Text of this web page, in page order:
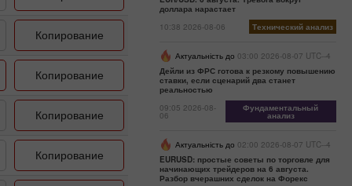
Копирование
Копирование
Копирование
Копирование
доллара нарастает
10:38 2026-08-06
Технический анализ
Актуальність до 03:00 2026-08-07 UTC--4
Дейли из ФРС готова к резкому повышению
ставки, если сценарий два станет
реальностью
09:05 2026-08-
06
Фундаментальный
анализ
Актуальність до 02:00 2026-08-07 UTC--4
EURUSD: простые советы по торговле для
начинающих трейдеров на 6 августа.
Разбор вчерашних сделок на Форекс